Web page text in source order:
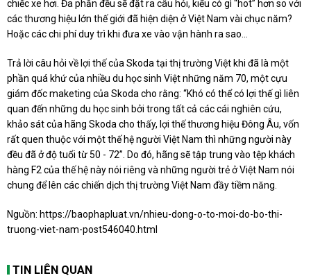
chiếc xe hơi. Đa phần đều sẽ đặt ra câu hỏi, kiểu có gì “hot” hơn so với
các thương hiệu lớn thế giới đã hiện diện ở Việt Nam vài chục năm?
Hoặc các chi phí duy trì khi đưa xe vào vận hành ra sao…
Trả lời câu hỏi về lợi thế của Skoda tại thị trường Việt khi đã là một
phần quá khứ của nhiều du học sinh Việt những năm 70, một cựu
giám đốc maketing của Skoda cho rằng: “Khó có thể có lợi thế gì liên
quan đến những du học sinh bởi trong tất cả các cái nghiên cứu,
khảo sát của hãng Skoda cho thấy, lợi thế thương hiệu Đông Âu, vốn
rất quen thuộc với một thế hệ người Việt Nam thì những người này
đều đã ở độ tuổi từ 50 - 72”. Do đó, hãng sẽ tập trung vào tệp khách
hàng F2 của thế hệ này nói riêng và những người trẻ ở Việt Nam nói
chung để lên các chiến dịch thị trường Việt Nam đầy tiềm năng.
Nguồn: https://baophapluat.vn/nhieu-dong-o-to-moi-do-bo-thi-
truong-viet-nam-post546040.html
TIN LIÊN QUAN